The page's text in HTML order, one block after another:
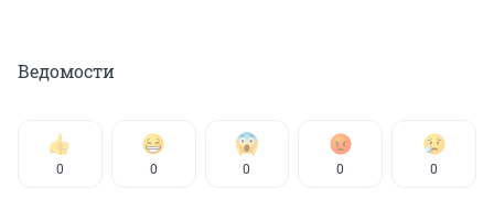
Ведомости
0 0 0 0 0